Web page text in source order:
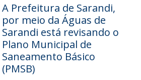
A Prefeitura de Sarandi,
por meio da Águas de
Sarandi está revisando o
Plano Municipal de
Saneamento Básico
(PMSB)